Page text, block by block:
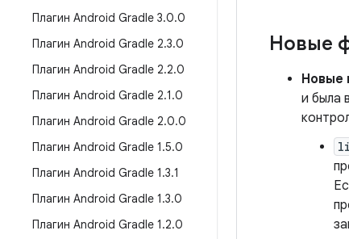
Плагин Android Gradle 3.0.0
Плагин Android Gradle 2.3.0
Плагин Android Gradle 2.2.0
Плагин Android Gradle 2.1.0
Плагин Android Gradle 2.0.0
Плагин Android Gradle 1.5.0
Плагин Android Gradle 1.3.1
Плагин Android Gradle 1.3.0
Плагин Android Gradle 1.2.0
Новые
Новые
и была